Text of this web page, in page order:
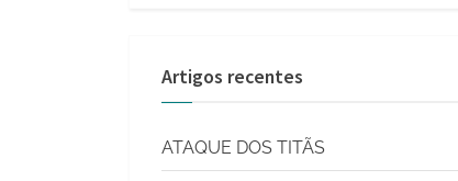
Artigos recentes
ATAQUE DOS TITÃS